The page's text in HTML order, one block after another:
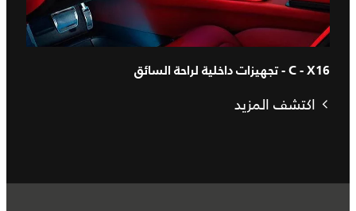
C - X16 - تجهيزات داخلية لراحة السائق
اكتشف المزيد